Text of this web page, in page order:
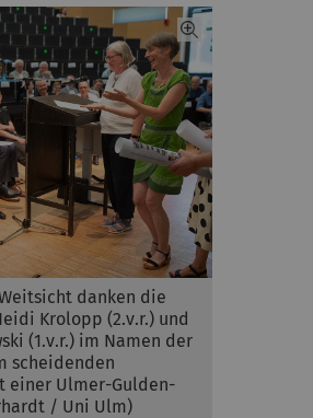
danken die
Krolopp (2.v.r.) und
(1.v.r.) im Namen der
scheidenden
einer Ulmer-Gulden-
/ Uni Ulm)